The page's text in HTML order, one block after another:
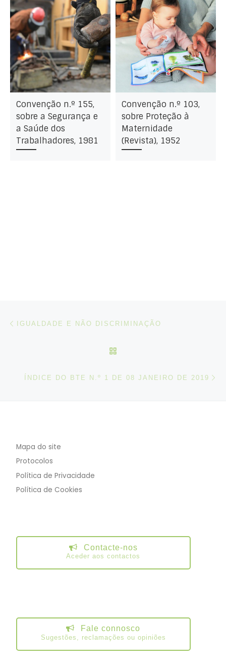
Convenção n.º 155,
sobre a Segurança e
a Saúde dos
Trabalhadores, 1981
Convenção n.º 103,
sobre Proteção à
Maternidade
(Revista), 1952
Post navigation
IGUALDADE E NÃO DISCRIMINAÇÃO
ÍNDICE DO BTE N.º 1 DE 08 JANEIRO DE 2019
Mapa do site
Protocolos
Política de Privacidade
Política de Cookies
Contacte-nos
Aceder aos contactos
Fale connosco
Sugestões, reclamações ou opiniões